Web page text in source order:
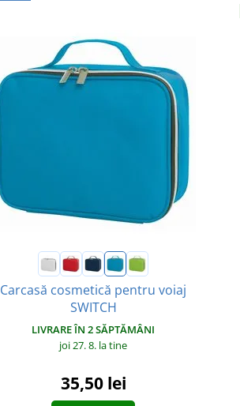
Carcasă cosmetică pentru voiaj
SWITCH
LIVRARE ÎN 2 SĂPTĂMÂNI
joi 27. 8. la tine
35,50 lei